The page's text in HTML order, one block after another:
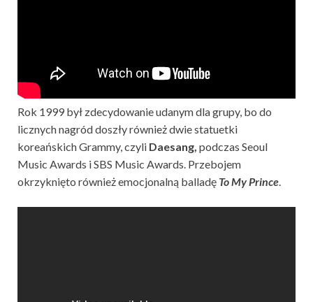
Rok 1999 był zdecydowanie udanym dla grupy, bo do
licznych nagród doszły również dwie statuetki
koreańskich Grammy, czyli Daesang, podczas Seoul
Music Awards i SBS Music Awards. Przebojem
okrzyknięto również emocjonalną balladę To My Prince.